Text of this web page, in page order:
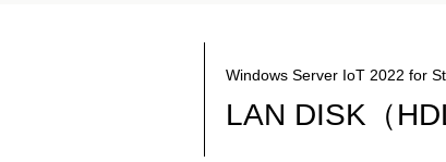
Windows Server IoT 2022 for
LAN DISK（